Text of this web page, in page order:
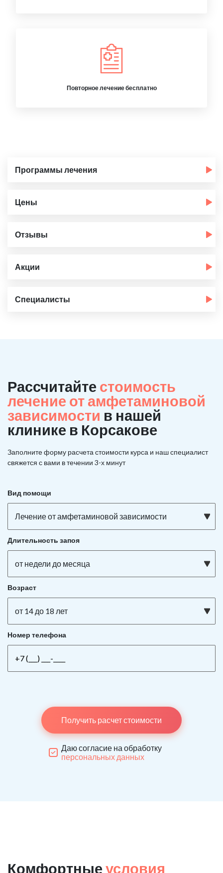
Повторное лечение бесплатно
Программы лечения
Цены
Отзывы
Акции
Специалисты
Рассчитайте стоимость
лечение от амфетаминовой
зависимости в нашей
клинике в Корсакове
Заполните форму расчета стоимости курса и наш специалист
свяжется с вами в течении 3-х минут
Вид помощи
Лечение от амфетаминовой зависимости
Длительность запоя
от недели до месяца
Возраст
от 14 до 18 лет
Номер телефона
Получить расчет стоимости
Даю согласие на обработку
персональных данных
Комфортные условия